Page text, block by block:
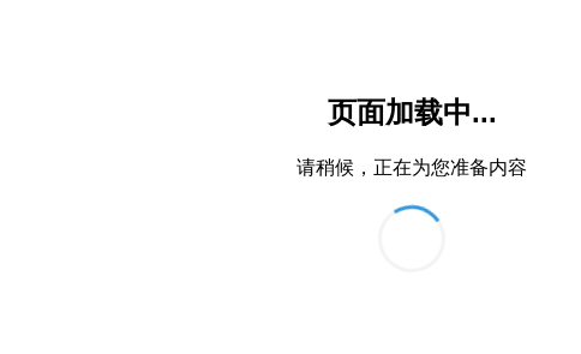
页面加载中...
请稍候，正在为您准备内容